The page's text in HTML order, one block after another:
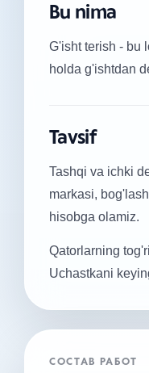
Bu nima
G'isht terish - bu
holda g'ishtdan
Tavsif
Tashqi va ichki
markasi,
hisobga olamiz.
Qatorlarning
Uchastkani
СОСТАВ РАБОТ